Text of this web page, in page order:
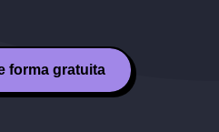
forma gratuita